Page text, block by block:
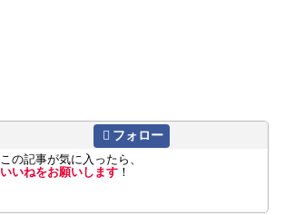
フォロー
この記事が気に入ったら、
いいねをお願いします ！